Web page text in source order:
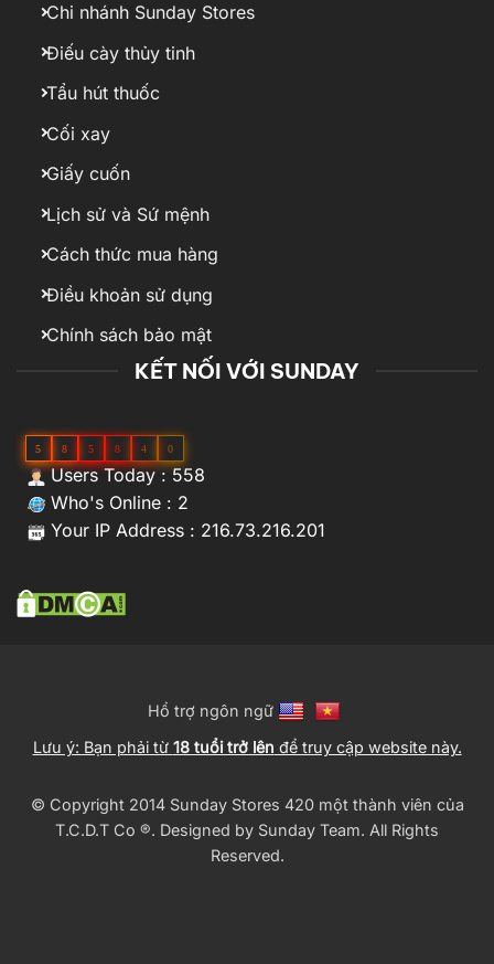
Chi nhánh Sunday Stores
Điếu cày thủy tinh
Tẩu hút thuốc
Cối xay
Giấy cuốn
Lịch sử và Sứ mệnh
Cách thức mua hàng
Điều khoản sử dụng
Chính sách bảo mật
KẾT NỐI VỚI SUNDAY
5 8 5 8 4 0
Users Today : 558
Who's Online : 2
Your IP Address : 216.73.216.201
Hổ trợ ngôn ngữ
Lưu ý: Bạn phải từ 18 tuổi trở lên để truy cập website này.
© Copyright 2014 Sunday Stores 420 một thành viên của
T.C.D.T Co ®️. Designed by Sunday Team. All Rights
Reserved.